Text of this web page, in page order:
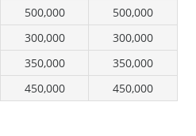
500,000
500,000
300,000
300,000
350,000
350,000
450,000 450,000